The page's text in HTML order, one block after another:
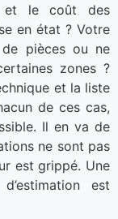
et le coût des
en état ? Votre
pièces ou ne
zones ?
et la liste
de ces cas,
Il en va de
ne sont pas
est grippé. Une
est